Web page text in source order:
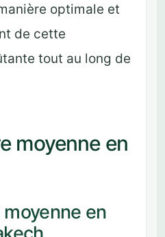
optimale et
de cette
tout au long de
moyenne en
en